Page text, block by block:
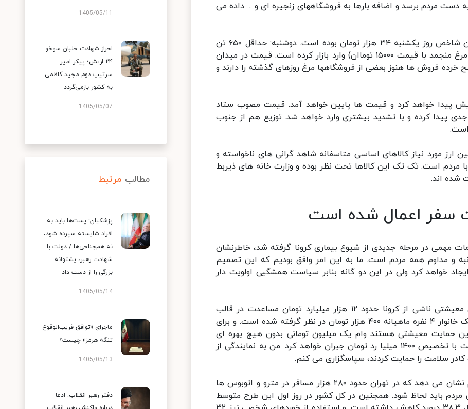
دست مردم برسد و اضافه بارها به فروشگاههای زنجیره ای و ... داده می
وی خاطرنشان کرد: قیمت در میدان بهمن به عنوان شاخص روز یکشنبه ۳۴ هزار تومان بوده است. دوشنبه: حداقل ۶۵۰ تن
مرغ (۳۰۰ تن مرغ گرم به قیمت ۱۸۵۰۰ و ۳۵۰ تن مرغ منجمد با قیمت ۱۵۰۰۰ توماان) وارد بازار کرده است. قیمت در میدان
به ۲۸۰۰۰ رسید. در سطح خرده فروش ها هنوز بعضی از فروشگاهها مرغ روزهای گذشته را دارند و
پیدا خواهد کرد و قیمت ها پایین خواهد آمد. قیمت مصوب ستاد
تعزیزات ورود جدی پیدا کرده و با تشدید بیشتری وارد خواهد شد. توزیع هم از جنوب
است.
ارز مورد نیاز کالاهای اساسی متاسفانه شاهد گرانی های ناخواسته و
مردم است. تک تک این کالاها تحت نظر بوده و وزارت خانه های ذیربط
شده اند.
مهمی در مرحله جدیدی از شیوع بیماری کرونا گرفته شد، خاطرنشان
و مداوم همه مردم است. ما به این امر وافق بودیم که این تصمیم
خواهد کرد ولی در این دو گانه بنابر سیاست همشگیی اولویت دار
وی افزود: برای کاستن از فشار بر آسیب دیدگان معیشتی ناشی از کرونا حدود ۱۲ هزار میلیارد تومان مساعدت در قالب
پرداخت به گروه هدف صورت خواهد گرفت. برای یک خانوار ۴ نفره ماهیانه ۴۰۰ هزار تومان در نظر گرفته شده است. و برای
حمایت معیشتی هستند وام یک میلیون تومانی بدون هیج بهره ای
پرداخت خواهد شد و مابه التفاوت نرخ بهره را دولت با تخصیص ۱۴۰۰ میلیا رد تومان جبران خواهد کرد. من به نمایندگی از
سلامت را حمایت کردند، سپاسگزاری می کنم.
وی ادامه داد: شواهد و آمارهای روزهای اول و دوم نشان می دهد که در تهران حدود ۲۸۰ هزار مسافر در مترو و اتوبوس ها
باید لحاظ شود. همجنین در کل کشور در روز اول این طرح متوسط
1405/05/11
احراز شهادت خلبان سوخو
۲۴ ارتش؛ پیکر امیر
سرتیپ دوم مجید کاظمی
به کشور بازمی‌گردد
1405/05/07
مطالب مرتبط
پزشکیان: پست‌ها باید به
افراد شایسته سپرده شود،
نه هم‌جناحی‌ها / دولت با
شهادت رهبر، پشتوانه
بزرگی را از دست داد
1405/05/14
ماجرای «توافق قریب‌الوقوع
تنگه هرمز» چیست؟
1405/05/13
دفتر رهبر انقلاب: ادعا